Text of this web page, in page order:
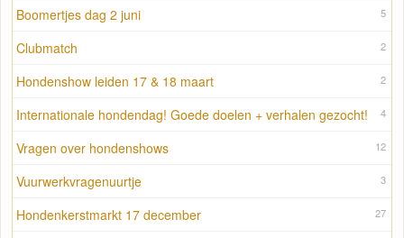
5
Boomertjes dag 2 juni
2
Clubmatch
2
Hondenshow leiden 17 & 18 maart
4
Internationale hondendag! Goede doelen + verhalen gezocht!
12
Vragen over hondenshows
3
Vuurwerkvragenuurtje
27
Hondenkerstmarkt 17 december